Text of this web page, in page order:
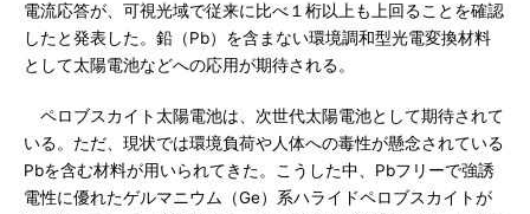
電流応答が、可視光域で従来に比べ１桁以上も上回ることを確認
したと発表した。鉛（Pb）を含まない環境調和型光電変換材料
として太陽電池などへの応用が期待される。
ペロブスカイト太陽電池は、次世代太陽電池として期待されて
いる。ただ、現状では環境負荷や人体への毒性が懸念されている
Pbを含む材料が用いられてきた。こうした中、Pbフリーで強誘
電性に優れたゲルマニウム（Ge）系ハライドペロブスカイトが